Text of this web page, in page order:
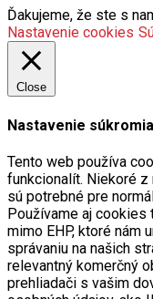
Ďakujeme, že ste s
Nastavenie cookies
Close
Nastavenie súkromia
Tento web používa
funkcionalít. Niekoré
sú potrebné pre
Používame aj cookies
mimo EHP, ktoré nám
správaniu na našich
relevantný komerčný
prehliadači s vašim